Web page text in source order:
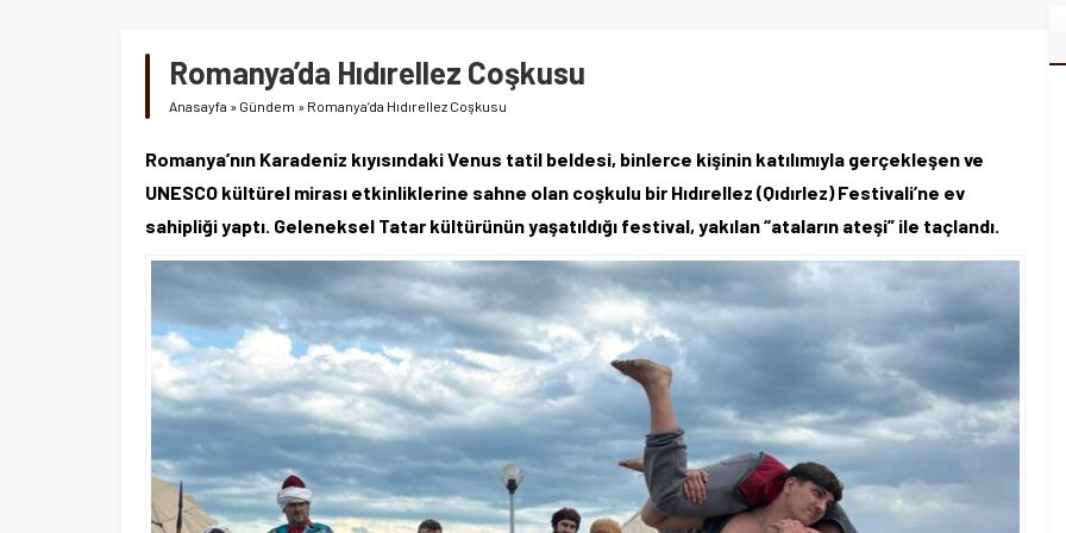
Romanya’da Hıdırellez Coşkusu
Anasayfa » Gündem » Romanya’da Hıdırellez Coşkusu
Romanya’nın Karadeniz kıyısındaki Venus tatil beldesi, binlerce kişinin katılımıyla gerçekleşen ve
UNESCO kültürel mirası etkinliklerine sahne olan coşkulu bir Hıdırellez (Qıdırlez) Festivali’ne ev
sahipliği yaptı. Geleneksel Tatar kültürünün yaşatıldığı festival, yakılan “ataların ateşi” ile taçlandı.